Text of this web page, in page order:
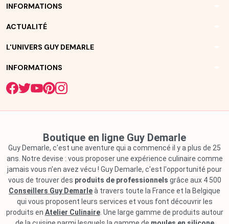
INFORMATIONS
ACTUALITÉ
L'UNIVERS GUY DEMARLE
INFORMATIONS
Boutique en ligne Guy Demarle
Guy Demarle, c'est une aventure qui a commencé il y a plus de 25
ans. Notre devise : vous proposer une expérience culinaire comme
jamais vous n'en avez vécu ! Guy Demarle, c'est l'opportunité pour
vous de trouver des produits de professionnels grâce aux 4 500
Conseillers Guy Demarleà travers toute la France et la Belgique
qui vous proposent leurs services et vous font découvrir les
produits en Atelier Culinaire. Une large gamme de produits autour